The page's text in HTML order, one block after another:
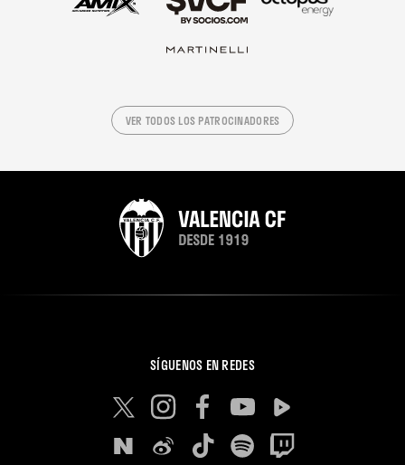
VER TODOS LOS PATROCINADORES
SÍGUENOS EN REDES